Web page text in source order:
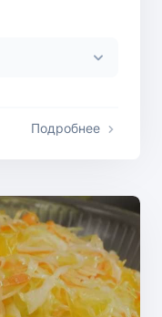
Подробнее